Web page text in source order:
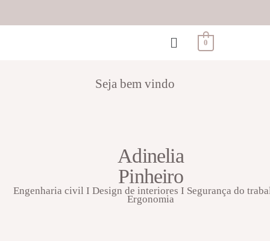
0
Seja bem vindo
Adinelia
Pinheiro
Engenharia civil I Design de interiores I Segurança do
Ergonomia